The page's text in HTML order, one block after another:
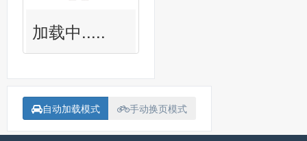
加载中.....
自动加载模式 手动换页模式